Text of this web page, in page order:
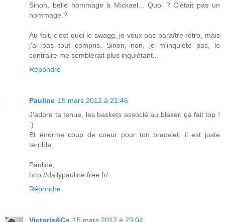
Sinon, belle hommage à Mickael... Quoi ? C'était pas un
hommage ?
Au fait, c'est quoi le swagg, je veux pas paraître rétro, mais
j'ai pas tout compris. Sinon, non, je m'inquiète pas, le
contraire me semblerait plus inquiétant...
Répondre
Pauline 15 mars 2012 à 21:46
J'adore ta tenue, les baskets associé au blazer, ça fait top !
:)
Et énorme coup de coeur pour ton bracelet, il est juste
terrible.
Pauline,
http://dailypauline.free.fr/
Répondre
Victoria&Co 15 mars 2012 à 23:04